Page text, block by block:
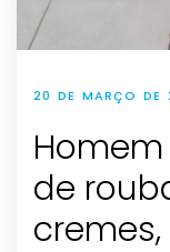
20 DE MARÇO DE
de